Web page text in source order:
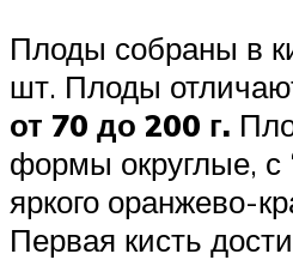
Плоды собраны в
шт. Плоды
от 70 до 200 г.
формы округлые, с
яркого оранжево-
Первая кисть